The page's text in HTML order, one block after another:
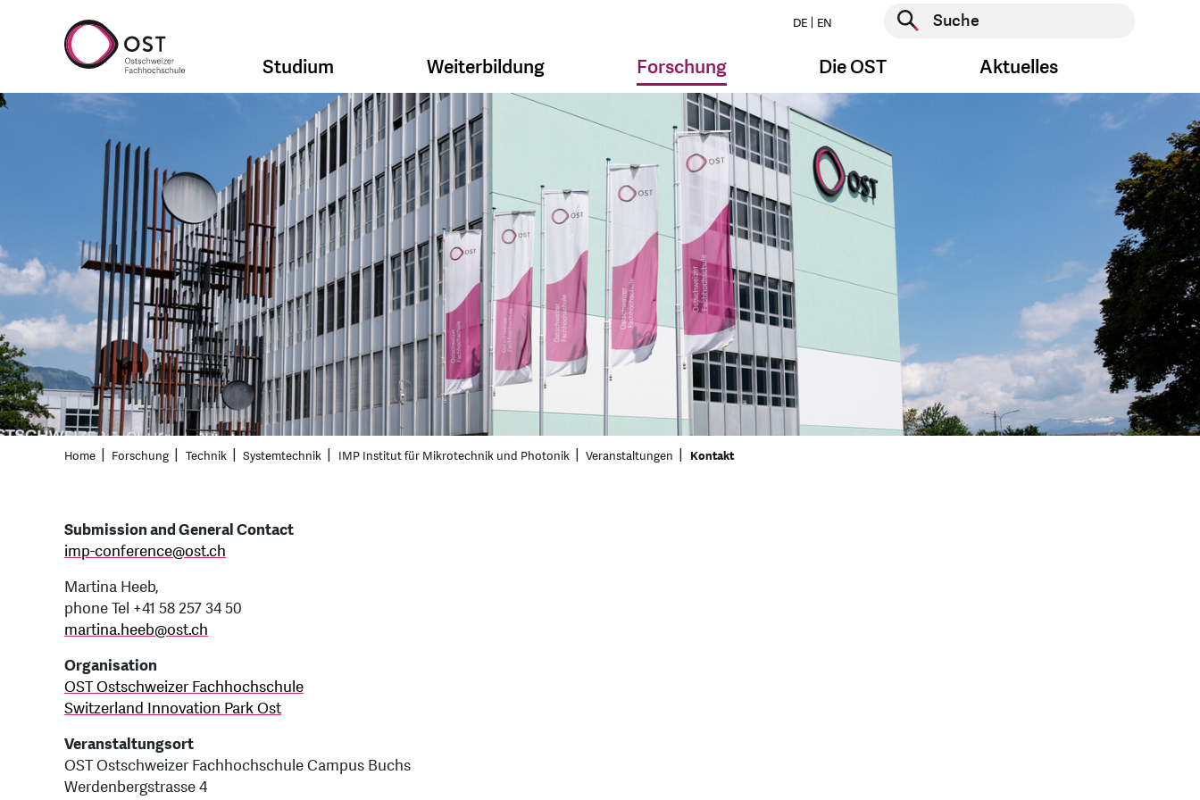
DE EN
Suche starten
Studium Weiterbildung Forschung Die OST Aktuelles
Home Forschung Technik Systemtechnik IMP Institut für Mikrotechnik und Photonik Veranstaltungen Kontakt
Submission and General Contact
imp-conference@ost.ch
Martina Heeb,
phone Tel +41 58 257 34 50
martina.heeb@ost.ch
Organisation
OST Ostschweizer Fachhochschule
Switzerland Innovation Park Ost
Veranstaltungsort
OST Ostschweizer Fachhochschule Campus Buchs
Werdenbergstrasse 4